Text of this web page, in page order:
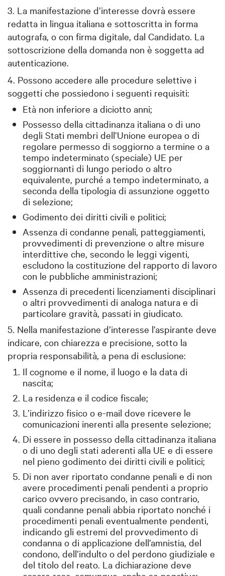
3. La manifestazione d’interesse dovrà essere
redatta in lingua italiana e sottoscritta in forma
autografa, o con firma digitale, dal Candidato. La
sottoscrizione della domanda non è soggetta ad
autenticazione.
4. Possono accedere alle procedure selettive i
soggetti che possiedono i seguenti requisiti:
Età non inferiore a diciotto anni;
Possesso della cittadinanza italiana o di uno
degli Stati membri dell’Unione europea o di
regolare permesso di soggiorno a termine o a
tempo indeterminato (speciale) UE per
soggiornanti di lungo periodo o altro
equivalente, purché a tempo indeterminato, a
seconda della tipologia di assunzione oggetto
di selezione;
Godimento dei diritti civili e politici;
Assenza di condanne penali, patteggiamenti,
provvedimenti di prevenzione o altre misure
interdittive che, secondo le leggi vigenti,
escludono la costituzione del rapporto di lavoro
con le pubbliche amministrazioni;
Assenza di precedenti licenziamenti disciplinari
o altri provvedimenti di analoga natura e di
particolare gravità, passati in giudicato.
5. Nella manifestazione d’interesse l’aspirante deve
indicare, con chiarezza e precisione, sotto la
propria responsabilità, a pena di esclusione:
Il cognome e il nome, il luogo e la data di
nascita;
La residenza e il codice fiscale;
L’indirizzo fisico o e-mail dove ricevere le
comunicazioni inerenti alla presente selezione;
Di essere in possesso della cittadinanza italiana
o di uno degli stati aderenti alla UE e di essere
nel pieno godimento dei diritti civili e politici;
Di non aver riportato condanne penali e di non
avere procedimenti penali pendenti a proprio
carico ovvero precisando, in caso contrario,
quali condanne penali abbia riportato nonché i
procedimenti penali eventualmente pendenti,
indicando gli estremi del provvedimento di
condanna o di applicazione dell’amnistia, del
condono, dell’indulto o del perdono giudiziale e
del titolo del reato. La dichiarazione deve